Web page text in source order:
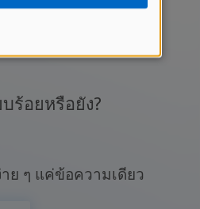
ร้อยหรือยัง?
ย ๆ แค่ข้อความเดียว